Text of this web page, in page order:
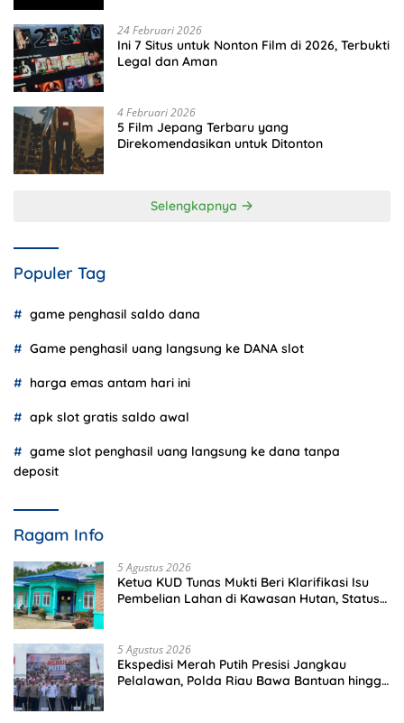
24 Februari 2026
Ini 7 Situs untuk Nonton Film di 2026, Terbukti
Legal dan Aman
4 Februari 2026
5 Film Jepang Terbaru yang
Direkomendasikan untuk Ditonton
Selengkapnya
Populer Tag
game penghasil saldo dana
Game penghasil uang langsung ke DANA slot
harga emas antam hari ini
apk slot gratis saldo awal
game slot penghasil uang langsung ke dana tanpa
deposit
Ragam Info
5 Agustus 2026
Ketua KUD Tunas Mukti Beri Klarifikasi Isu
Pembelian Lahan di Kawasan Hutan, Status
5 Agustus 2026
Ekspedisi Merah Putih Presisi Jangkau
Pelalawan, Polda Riau Bawa Bantuan hingga